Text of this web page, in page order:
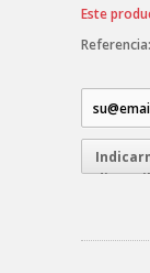
Este
Referencia: